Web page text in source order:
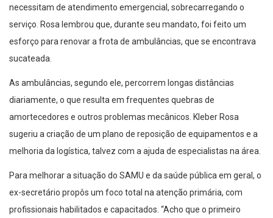
serviço. Rosa lembrou que, durante seu mandato, foi feito um
esforço para renovar a frota de ambulâncias, que se encontrava
sucateada.
diariamente, o que resulta em frequentes quebras de
amortecedores e outros problemas mecânicos. Kleber Rosa
sugeriu a criação de um plano de reposição de equipamentos e a
melhoria da logística, talvez com a ajuda de especialistas na área.
ex-secretário propôs um foco total na atenção primária, com
profissionais habilitados e capacitados. “Acho que o primeiro
passo seria 100% de atenção primária. Mas aí é um processo,